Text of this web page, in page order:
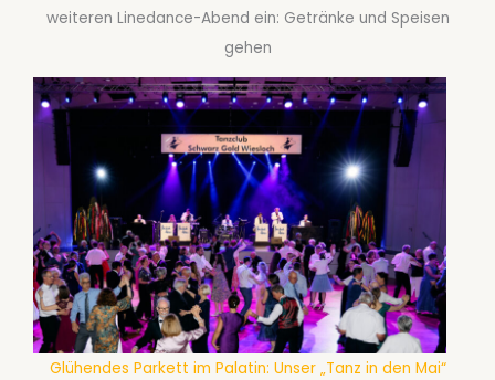
weiteren Linedance-Abend ein: Getränke und Speisen
gehen
Glühendes Parkett im Palatin: Unser „Tanz in den Mai“